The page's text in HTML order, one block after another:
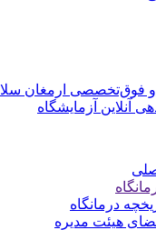
آنلاین آزمایشگاه
درمانگاه
هیئت مدیره